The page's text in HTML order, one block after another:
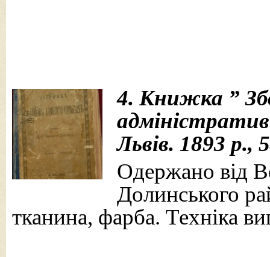
4. Книжка ”
Львів. 1893 р.,
Одержано від
Долинського
тканина, фарба. Техніка